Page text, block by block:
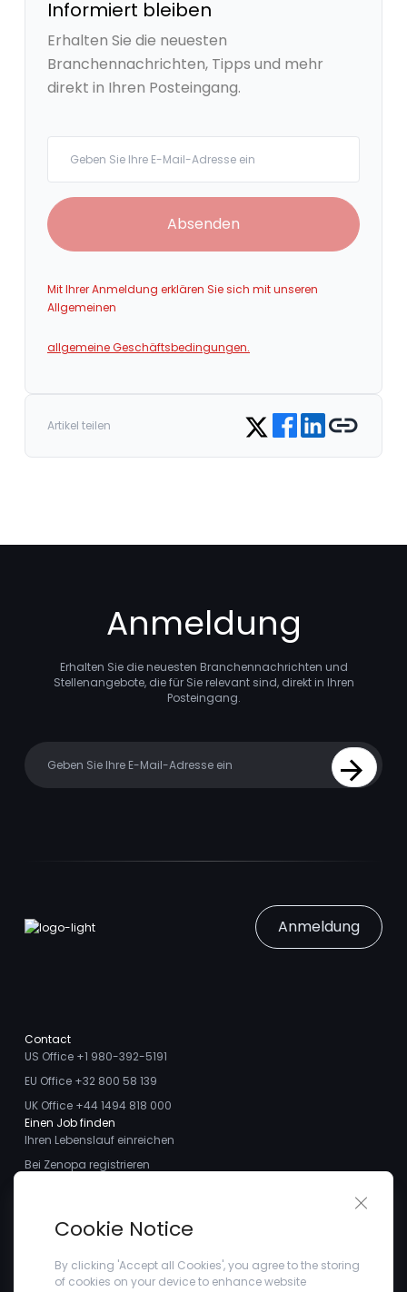
Informiert bleiben
Erhalten Sie die neuesten
Branchennachrichten, Tipps und mehr
direkt in Ihren Posteingang.
Absenden
Mit Ihrer Anmeldung erklären Sie sich mit unseren
Allgemeinen
allgemeine Geschäftsbedingungen.
Artikel teilen Share on Twitter
Share on Facebook
Share on LinkedIn
Copy link
Anmeldung
Erhalten Sie die neuesten Branchennachrichten und
Stellenangebote, die für Sie relevant sind, direkt in Ihren
Posteingang.
Sign Up
Anmeldung
Contact
US Office +1 980-392-5191
EU Office +32 800 58 139
UK Office +44 1494 818 000
Einen Job finden
Ihren Lebenslauf einreichen
Bei Zenopa registrieren
Treffen Sie das Team
Kundenstimmen
Blogs
Cookie Notice
By clicking 'Accept all Cookies', you agree to the storing
of cookies on your device to enhance website
Close